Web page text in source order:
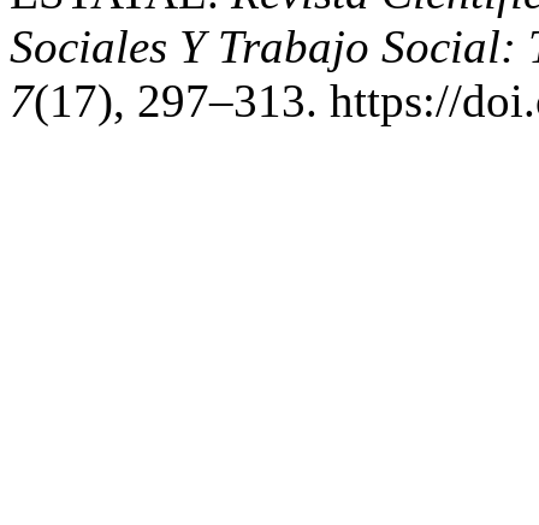
Sociales Y Trabajo Social:
7(17), 297–313. https://